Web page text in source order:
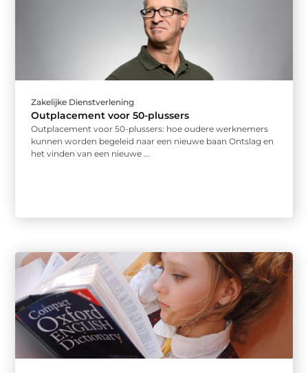
Zakelijke Dienstverlening
Outplacement voor 50-plussers
Outplacement voor 50-plussers: hoe oudere werknemers
kunnen worden begeleid naar een nieuwe baan Ontslag en
het vinden van een nieuwe ...